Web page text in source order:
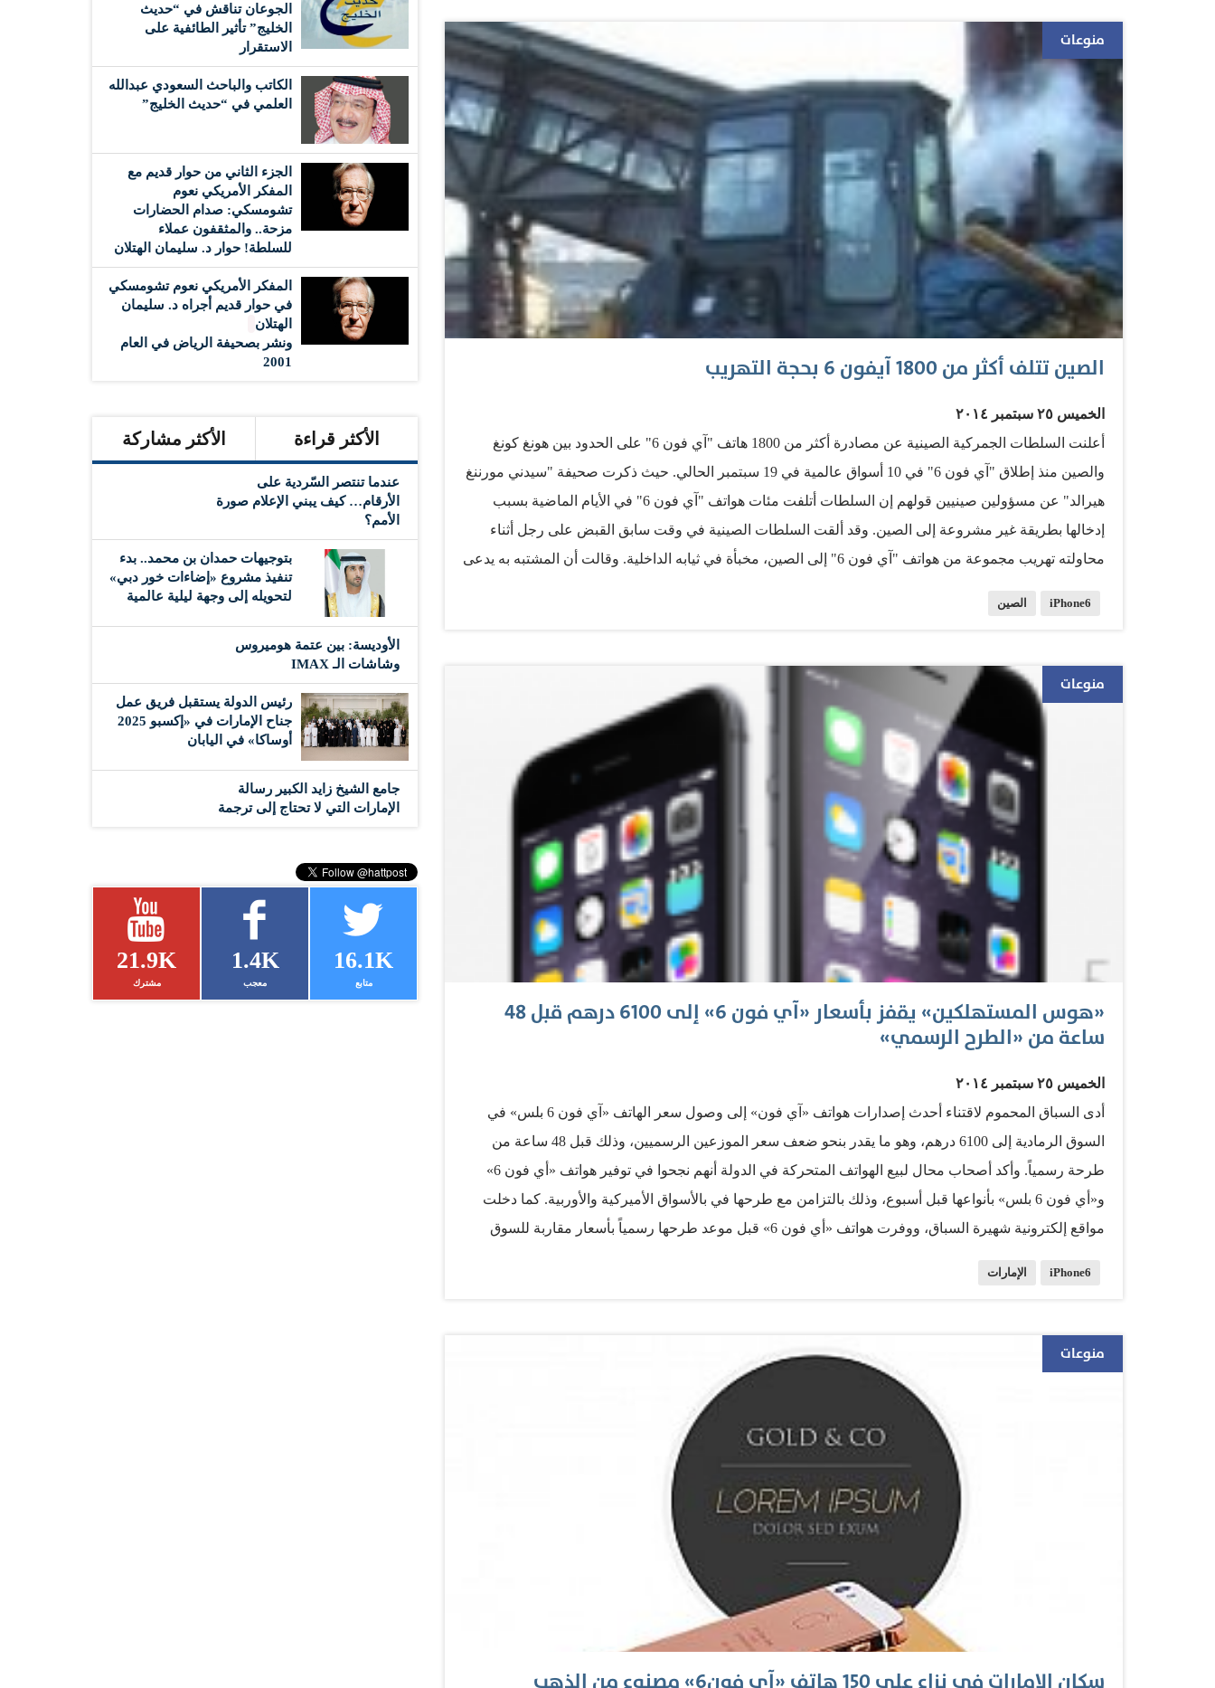
ترغب في التعرف على تفاصيل أكثر شاهد الفيديو بالأسفل. httpv://youtu.be/9vIZ0ISSJjs المصدر: أبونواف
منوعات
الصين تتلف أكثر من 1800 آيفون 6 بحجة التهريب
الخميس ٢٥ سبتمبر ٢٠١٤
أعلنت السلطات الجمركية الصينية عن مصادرة أكثر من 1800 هاتف "آي فون 6" على الحدود بين هونغ كونغ
والصين منذ إطلاق "آي فون 6" في 10 أسواق عالمية في 19 سبتمبر الحالي. حيث ذكرت صحيفة "سيدني مورننغ
هيرالد" عن مسؤولين صينيين قولهم إن السلطات أتلفت مئات هواتف "آي فون 6" في الأيام الماضية بسبب
إدخالها بطريقة غير مشروعة إلى الصين. وقد ألقت السلطات الصينية في وقت سابق القبض على رجل أثناء
محاولته تهريب مجموعة من هواتف "آي فون 6" إلى الصين، مخبأة في ثيابه الداخلية. وقالت أن المشتبه به يدعى
الحقباني - الرياض
iPhone6 الصين
منوعات
«هوس المستهلكين» يقفز بأسعار «آي فون 6» إلى 6100 درهم قبل 48
ساعة من «الطرح الرسمي»
الخميس ٢٥ سبتمبر ٢٠١٤
أدى السباق المحموم لاقتناء أحدث إصدارات هواتف «آي فون» إلى وصول سعر الهاتف «آي فون 6 بلس» في
السوق الرمادية إلى 6100 درهم، وهو ما يقدر بنحو ضعف سعر الموزعين الرسميين، وذلك قبل 48 ساعة من
طرحة رسمياً. وأكد أصحاب محال لبيع الهواتف المتحركة في الدولة أنهم نجحوا في توفير هواتف «أي فون 6»
و«أي فون 6 بلس» بأنواعها قبل أسبوع، وذلك بالتزامن مع طرحها في بالأسواق الأميركية والأوربية. كما دخلت
مواقع إلكترونية شهيرة السباق، ووفرت هواتف «أي فون 6» قبل موعد طرحها رسمياً بأسعار مقاربة للسوق
الأجهزة لا تتوافق مع النطاق الترددي للشبكتين المحليتين للهواتف المتحركة بالدولة، وبعضها يتداخل مع ترددات
مخصصة لخدمات اتصالات أخرى. وقالوا إن غالبية الأجهزة المباعة عبر السوق الرمادية لا تتمتع بضمان حقيقي
من قبل المصنع، حيث يمكن للبائعين غير الرسمين التلاعب في بطارية الجهاز والكماليات الملحقة لتحقيق
iPhone6 الإمارات
منوعات
الجوعان تناقش في “حديث
الخليج” تأثير الطائفية على
الاستقرار
الكاتب والباحث السعودي عبدالله
العلمي في “حديث الخليج”
الجزء الثاني من حوار قديم مع
المفكر الأمريكي نعوم
تشومسكي: صدام الحضارات
مزحة.. والمثقفون عملاء
للسلطة! حوار د. سليمان الهتلان
المفكر الأمريكي نعوم تشومسكي
في حوار قديم أجراه د. سليمان
الهتلان
ونشر بصحيفة الرياض في العام
2001
الأكثر قراءة الأكثر مشاركة
عندما تنتصر السّردية على
الأرقام… كيف يبني الإعلام صورة
الأمم؟
بتوجيهات حمدان بن محمد.. بدء
تنفيذ مشروع «إضاءات خور دبي»
لتحويله إلى وجهة ليلية عالمية
الأوديسة: بين عتمة هوميروس
وشاشات الـ IMAX
رئيس الدولة يستقبل فريق عمل
جناح الإمارات في «إكسبو 2025
أوساكا» في اليابان
جامع الشيخ زايد الكبير رسالة
الإمارات التي لا تحتاج إلى ترجمة
21.9K
مشترك
1.4K
معجب
16.1K
متابع